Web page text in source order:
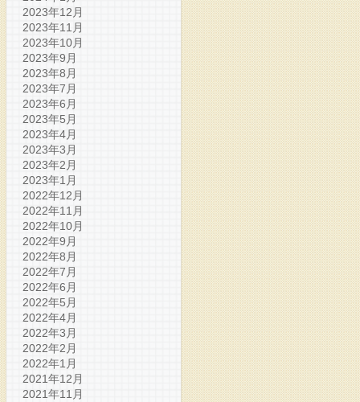
2023年12月
2023年11月
2023年10月
2023年9月
2023年8月
2023年7月
2023年6月
2023年5月
2023年4月
2023年3月
2023年2月
2023年1月
2022年12月
2022年11月
2022年10月
2022年9月
2022年8月
2022年7月
2022年6月
2022年5月
2022年4月
2022年3月
2022年2月
2022年1月
2021年12月
2021年11月